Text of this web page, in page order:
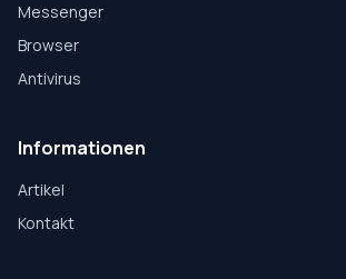
Messenger
Browser
Antivirus
Informationen
Artikel
Kontakt